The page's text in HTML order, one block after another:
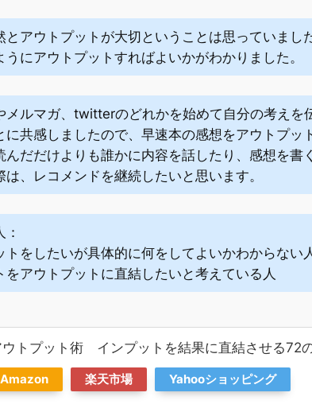
とアウトプットが大切ということは思っていま
うにアウトプットすればよいかがわかりました。
メルマガ、twitterのどれかを始めて自分の考えを
に共感しましたので、早速本の感想をアウトプ
んだだけよりも誰かに内容を話したり、感想を書
は、レコメンドを継続したいと思います。
トをしたいが具体的に何をしてよいかわからない
をアウトプットに直結したいと考えている人
ウトプット術 インプットを結果に直結させる72
Amazon 楽天市場 Yahooショッピング